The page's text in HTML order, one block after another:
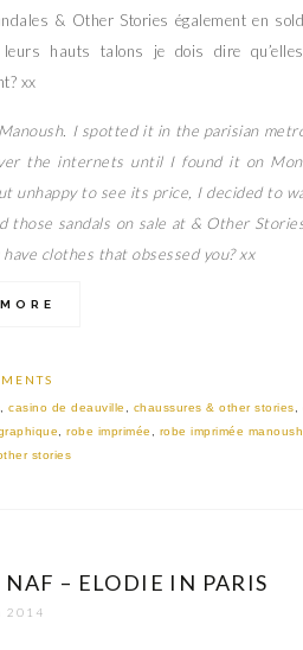
& Other Stories également en
leurs hauts talons je dois dire
xx
I spotted it in the parisian
the internets until I found it on
unhappy to see its price, I decided to
those sandals on sale at & Other
clothes that obsessed you? xx
casino de deauville chaussures & other stories
robe imprimée robe imprimée manoush
stories
– ELODIE IN PARIS
2014